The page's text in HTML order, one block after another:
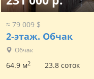
≈ 79 009 $
2-этаж. Обчак
Обчак
64.9 м2 23.8 соток